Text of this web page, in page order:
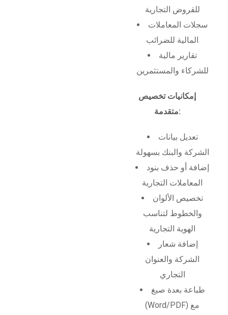
للقروض التجارية
سجلات المعاملات
المالية للضرائب
تقارير مالية
للشركاء والمستثمرين
إمكانيات تخصيص
متقدمة:
تعديل بيانات
الشركة والبنك بسهولة
إضافة أو حذف بنود
المعاملات التجارية
تخصيص الألوان
والخطوط لتناسب
الهوية التجارية
إضافة شعار
الشركة والعنوان
التجاري
طباعة بعدة صيغ
(Word/PDF) مع